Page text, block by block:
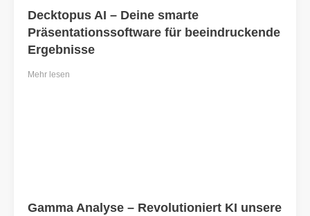
Decktopus AI – Deine smarte
Präsentationssoftware für beeindruckende
Ergebnisse
Mehr lesen
Gamma Analyse – Revolutioniert KI unsere